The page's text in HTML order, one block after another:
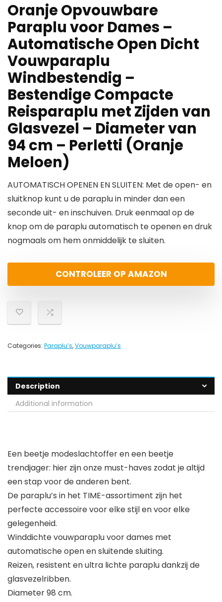
Oranje Opvouwbare
Paraplu voor Dames –
Automatische Open Dicht
Vouwparaplu
Windbestendig –
Bestendige Compacte
Reisparaplu met Zijden van
Glasvezel – Diameter van
94 cm – Perletti (Oranje
Meloen)
AUTOMATISCH OPENEN EN SLUITEN: Met de open- en
sluitknop kunt u de paraplu in minder dan een
seconde uit- en inschuiven. Druk eenmaal op de
knop om de paraplu automatisch te openen en druk
nogmaals om hem onmiddelijk te sluiten.
CONTROLEER OP AMAZON
Categories: Paraplu’s,Vouwparaplu’s
Description
Additional information
Een beetje modeslachtoffer en een beetje
trendjager: hier zijn onze must-haves zodat je altijd
een stap voor de anderen bent.
De paraplu’s in het TIME-assortiment zijn het
perfecte accessoire voor elke stijl en voor elke
gelegenheid.
Winddichte vouwparaplu voor dames met
automatische open en sluitende sluiting.
Reizen, resistent en ultra lichte paraplu dankzij de
glasvezelribben.
Diameter 98 cm.